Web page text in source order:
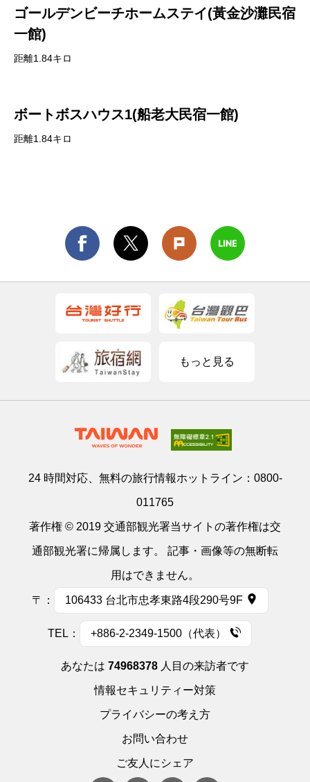
ゴールデンビーチホームステイ(黃金沙灘民宿
一館)
距離1.84キロ
ボートボスハウス1(船老大民宿一館)
距離1.84キロ
もっと見る
24 時間対応、無料の旅行情報ホットライン： 0800-
011765
著作権 © 2019 交通部観光署当サイトの著作権は交
通部観光署に帰属します。 記事・画像等の無断転
用はできません。
〒： 106433 台北市忠孝東路4段290号9F
TEL： +886-2-2349-1500（代表）
あなたは 74968378 人目の来訪者です
情報セキュリティー対策
プライバシーの考え方
お問い合わせ
ご友人にシェア